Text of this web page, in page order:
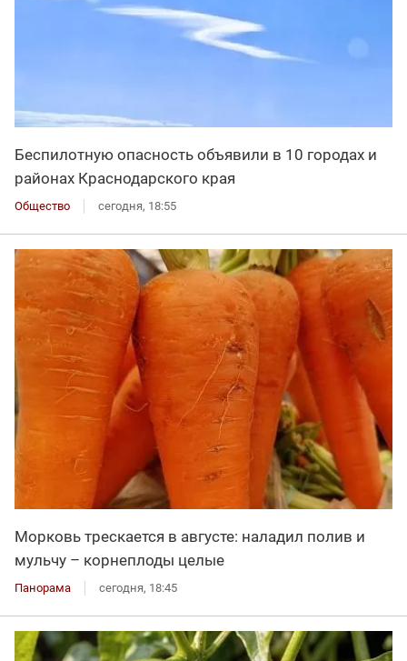
Беспилотную опасность объявили в 10 городах и
районах Краснодарского края
Общество сегодня, 18:55
Морковь трескается в августе: наладил полив и
мульчу – корнеплоды целые
Панорама сегодня, 18:45